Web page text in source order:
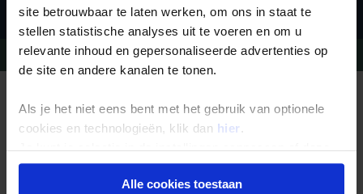
site betrouwbaar te laten werken, om ons in staat te
stellen statistische analyses uit te voeren en om u
relevante inhoud en gepersonaliseerde advertenties op
de site en andere kanalen te tonen.
Als je het niet eens bent met het gebruik van optionele
cookies en technologieën, klik dan hier .
Je kunt je selectie in de instellingen aanpassen of deze
onder aan de pagina op elk gewenst moment voor de
toekomst wijzigen.Alle cookies toestaan
Vragen?Bel 020-7887700
Waarom Koning Aap?
Bestemmingen
Vacatures
Veelgestelde vragen
Reisverzekeringen